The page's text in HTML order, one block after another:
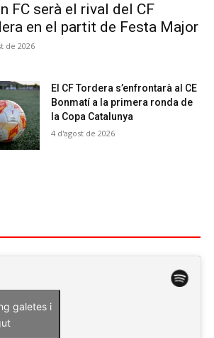
FC serà el rival del CF
en el partit de Festa Major
de 2026
El CF Tordera s’enfrontarà al CE
Bonmatí a la primera ronda de
la Copa Catalunya
4 d'agost de 2026
galetes i